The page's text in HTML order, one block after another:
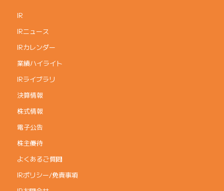
IR
IRニュース
IRカレンダー
業績ハイライト
IRライブラリ
決算情報
株式情報
電子公告
株主優待
よくあるご質問
IRポリシー/免責事項